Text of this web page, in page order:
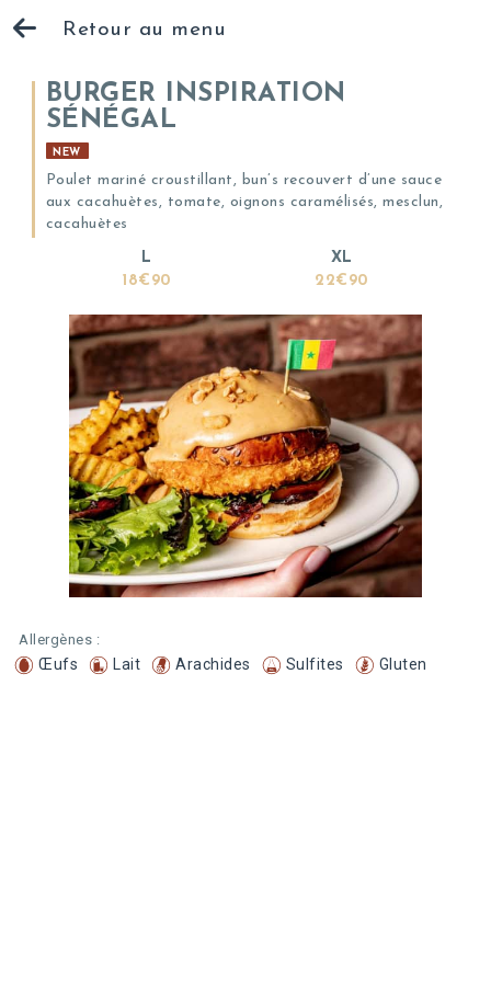
Retour au menu
BURGER INSPIRATION
SÉNÉGAL
NEW
Poulet mariné croustillant, bun’s recouvert d’une sauce
aux cacahuètes, tomate, oignons caramélisés, mesclun,
cacahuètes
L
18€90
XL
22€90
Allergènes :
Œufs Lait Arachides Sulfites Gluten